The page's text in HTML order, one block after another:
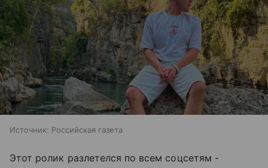
Источник: Российская газета
Этот ролик разлетелся по всем соцсетям -